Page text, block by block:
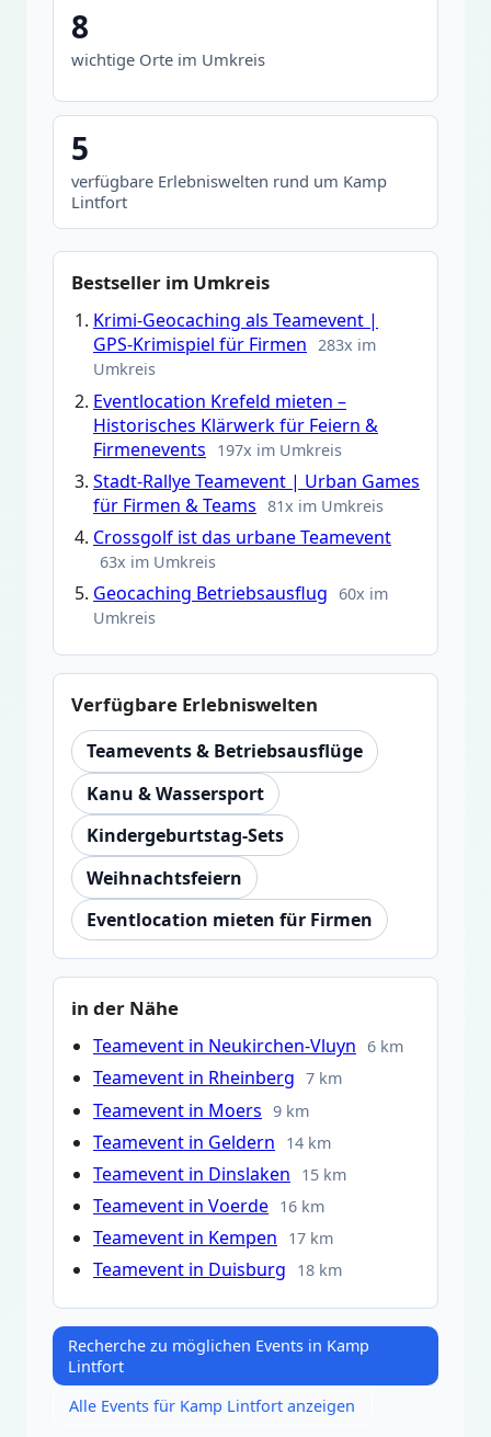
8
wichtige Orte im Umkreis
5
verfügbare Erlebniswelten rund um Kamp
Lintfort
Bestseller im Umkreis
Krimi-Geocaching als Teamevent |
GPS-Krimispiel für Firmen 283x im
Umkreis
Eventlocation Krefeld mieten –
Historisches Klärwerk für Feiern &
Firmenevents
197x im Umkreis
Stadt-Rallye Teamevent | Urban Games
für Firmen & Teams 81x im Umkreis
Crossgolf ist das urbane Teamevent
63x im Umkreis
Geocaching Betriebsausflug 60x im
Umkreis
Verfügbare Erlebniswelten
Teamevents & Betriebsausflüge
Kanu & Wassersport
Kindergeburtstag-Sets
Weihnachtsfeiern
Eventlocation mieten für Firmen
in der Nähe
Teamevent in Neukirchen-Vluyn 6 km
Teamevent in Rheinberg 7 km
Teamevent in Moers 9 km
Teamevent in Geldern 14 km
Teamevent in Dinslaken 15 km
Teamevent in Voerde 16 km
Teamevent in Kempen 17 km
Teamevent in Duisburg 18 km
Recherche zu möglichen Events in Kamp
Lintfort
Alle Events für Kamp Lintfort anzeigen